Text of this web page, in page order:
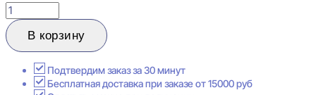
Количество
товара
Ultrawood
Base
Плинтус
В корзину
Подтвердим заказ за 30 минут
Бесплатная доставка при заказе от 15000 руб